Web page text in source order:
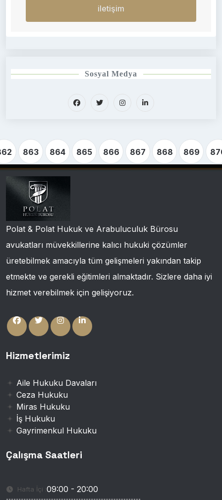
iletişim
Sosyal Medya
863 864 865 866 867 868 869
Polat & Polat Hukuk ve Arabuluculuk Bürosu
avukatları müvekkillerine kalıcı hukuki çözümler
üretebilmek amacıyla tüm gelişmeleri yakından takip
etmekte ve gerekli eğitimleri almaktadır. Sizlere daha iyi
hizmet verebilmek için gelişiyoruz.
Hizmetlerimiz
Aile Hukuku Davaları
Ceza Hukuku
Miras Hukuku
İş Hukuku
Gayrimenkul Hukuku
Çalışma Saatleri
Hafta İçi :09:00 - 20:00